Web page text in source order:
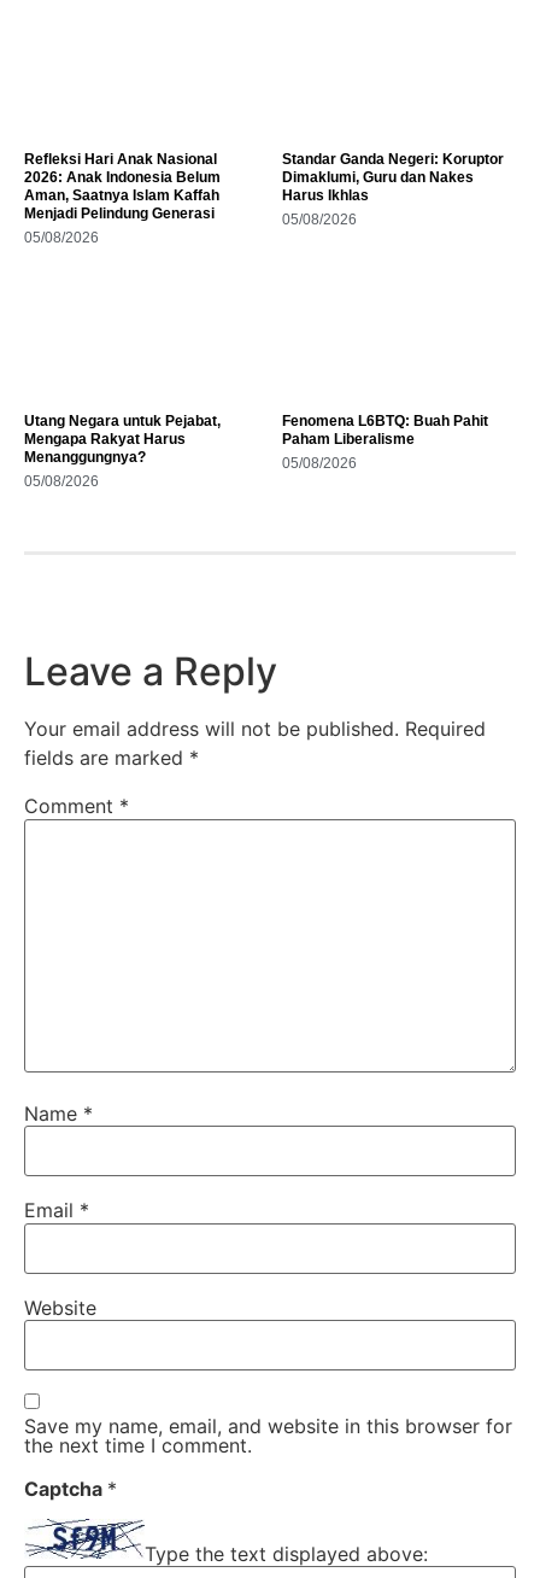
Refleksi Hari Anak Nasional
2026: Anak Indonesia Belum
Aman, Saatnya Islam Kaffah
Menjadi Pelindung Generasi
05/08/2026
Standar Ganda Negeri: Koruptor
Dimaklumi, Guru dan Nakes
Harus Ikhlas
05/08/2026
Utang Negara untuk Pejabat,
Mengapa Rakyat Harus
Menanggungnya?
05/08/2026
Fenomena L6BTQ: Buah Pahit
Paham Liberalisme
05/08/2026
Leave a Reply
Your email address will not be published. Required
fields are marked *
Comment *
Name *
Email *
Website
Save my name, email, and website in this browser for
the next time I comment.
Captcha *
Type the text displayed above: